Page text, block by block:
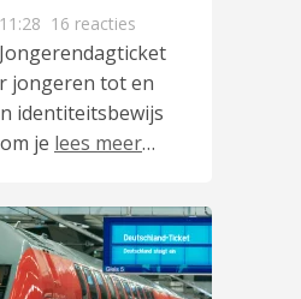
11:28 16 reacties
jongeren tot en
identiteitsbewijs
je lees meer…